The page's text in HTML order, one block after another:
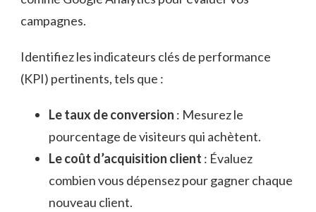
campagnes.
Identifiez les indicateurs clés de performance
(KPI) pertinents, tels que :
Le taux de conversion : Mesurez le
pourcentage de visiteurs qui achètent.
Le coût d’acquisition client : Évaluez
combien vous dépensez pour gagner chaque
nouveau client.